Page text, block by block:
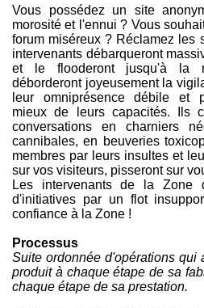
Vous possédez un site
morosité et l'ennui ? Vous
forum miséreux ? Réclamez les
intervenants débarqueront
et le flooderont jusqu'à la
déborderont joyeusement la
leur omniprésence débile et
mieux de leurs capacités. Ils
conversations en charniers
cannibales, en beuveries
membres par leurs insultes et
sur vos visiteurs, pisseront sur
Les intervenants de la Zone
d'initiatives par un flot
confiance à la Zone !
Processus
Suite ordonnée d'opérations qui
produit à chaque étape de sa
chaque étape de sa prestation.